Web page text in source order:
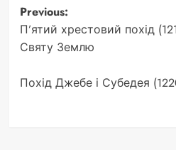
Post
navigation
Previous:
П’ятий хрестовий похід
Святу Землю
Похід Джебе і Субедея